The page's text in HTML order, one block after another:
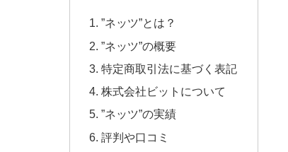
”ネッツ”とは？
”ネッツ”の概要
特定商取引法に基づく表記
株式会社ビットについて
”ネッツ”の実績
評判や口コミ